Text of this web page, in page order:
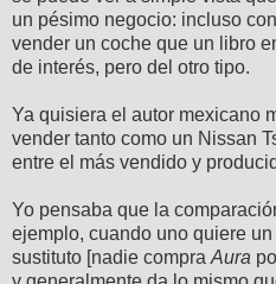
un pésimo negocio: incluso
vender un coche que un libro
de interés, pero del otro tipo.
Ya quisiera el autor mexicano
vender tanto como un Nissan
entre el más vendido y
Yo pensaba que la
ejemplo, cuando uno quiere
sustituto [nadie compra Aura